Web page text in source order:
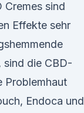
Cremes sind
Effekte sehr
sind die CBD-
Problemhaut
Endoca und